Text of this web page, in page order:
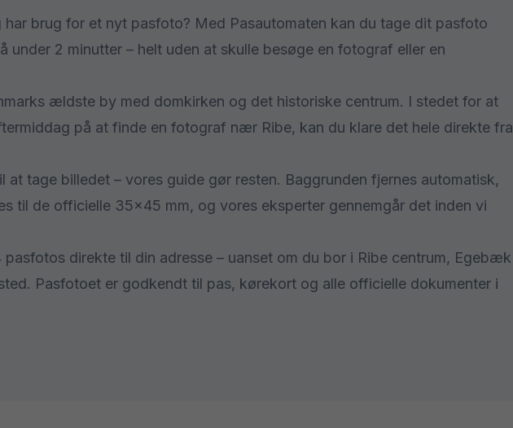
har brug for et nyt pasfoto? Med Pasautomaten kan du tage dit pasfoto
under 2 minutter – helt uden at skulle besøge en fotograf eller en
ældste by med domkirken og det historiske centrum. I stedet for at
på at finde en fotograf nær Ribe, kan du klare det hele direkte fra
at tage billedet – vores guide gør resten. Baggrunden fjernes automatisk,
til de officielle 35×45 mm, og vores eksperter gennemgår det inden vi
pasfotos direkte til din adresse – uanset om du bor i Ribe centrum, Egebæk
Pasfotoet er godkendt til pas, kørekort og alle officielle dokumenter i